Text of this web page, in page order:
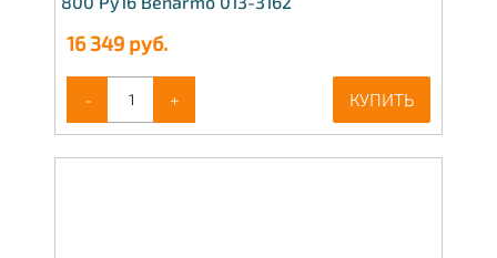
16 349 руб.
- + КУПИТЬ